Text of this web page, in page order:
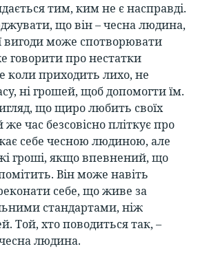
тим, ким не є насправді.
що він – чесна людина,
вигоди може спотворювати
говорити про нестатки
коли приходить лихо, не
ні грошей, щоб допомогти їм.
що щиро любить своїх
же час безсовісно пліткує про
себе чесною людиною, але
гроші, якщо впевнений, що
Він може навіть
себе, що живе за
стандартами, ніж
Той, хто поводиться так, –
людина.